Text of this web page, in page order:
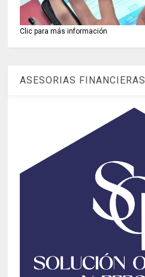
Clic para más información
ASESORIAS FINANCIERAS